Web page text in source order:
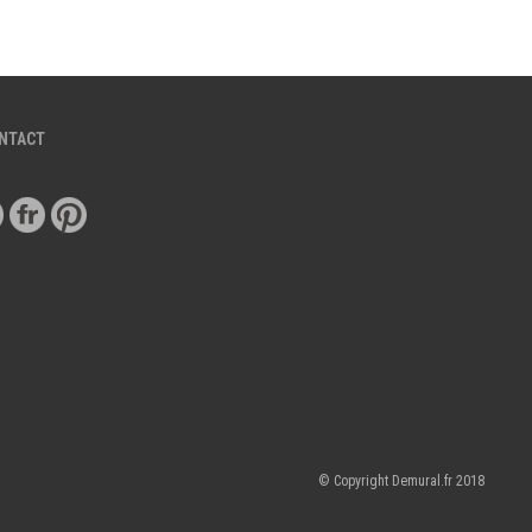
© Copyright Demural.fr 2018